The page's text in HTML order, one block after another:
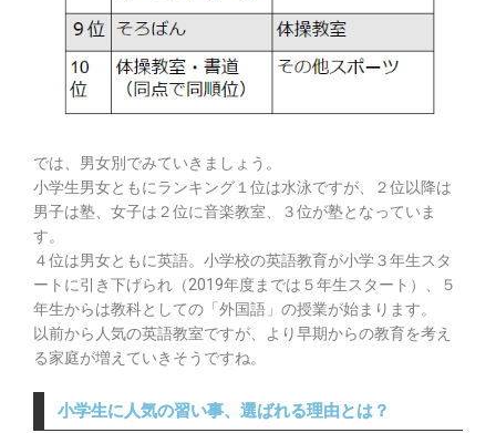
では、男女別でみていきましょう。
小学生男女ともにランキング１位は水泳ですが、２位以降は
男子は塾、女子は２位に音楽教室、３位が塾となっていま
す。
４位は男女ともに英語。小学校の英語教育が小学３年生スタ
ートに引き下げられ（2019年度までは５年生スタート）、５
年生からは教科としての「外国語」の授業が始まります。
以前から人気の英語教室ですが、より早期からの教育を考え
る家庭が増えていきそうですね。
小学生に人気の習い事、選ばれる理由とは？